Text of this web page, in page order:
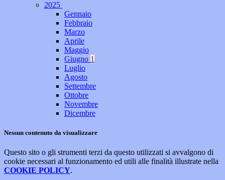
2025
Gennaio
Febbraio
Marzo
Aprile
Maggio
Giugno 1
Luglio
Agosto
Settembre
Ottobre
Novembre
Dicembre
Nessun contenuto da visualizzare
Questo sito o gli strumenti terzi da questo utilizzati si avvalgono di
cookie necessari al funzionamento ed utili alle finalità illustrate nella
COOKIE POLICY.